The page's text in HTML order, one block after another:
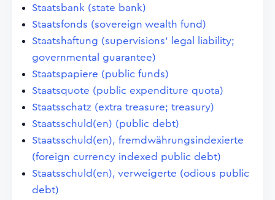
Staatsbank (state bank)
Staatsfonds (sovereign wealth fund)
Staatshaftung (supervisions' legal liability;
governmental guarantee)
Staatspapiere (public funds)
Staatsquote (public expenditure quota)
Staatsschatz (extra treasure; treasury)
Staatsschuld(en) (public debt)
Staatsschuld(en), fremdwährungsindexierte
(foreign currency indexed public debt)
Staatsschuld(en), verweigerte (odious public
debt)